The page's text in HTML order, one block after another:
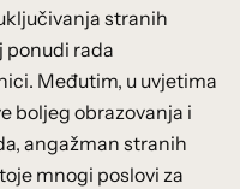
stranih
ponudi rada
Međutim, u uvjetima
boljeg obrazovanja i
angažman stranih
mnogi poslovi za